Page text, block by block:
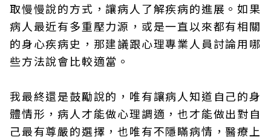
取慢慢說的方式，讓病人了解疾病的進展。如果
病人最近有多重壓力源，或是一直以來都有相關
的身心疾病史，那建議跟心理專業人員討論用哪
些方法說會比較適當。
我最終還是鼓勵說的，唯有讓病人知道自己的身
體情形，病人才能做心理調適，也才能做出對自
己最有尊嚴的選擇，也唯有不隱瞞病情，醫療上